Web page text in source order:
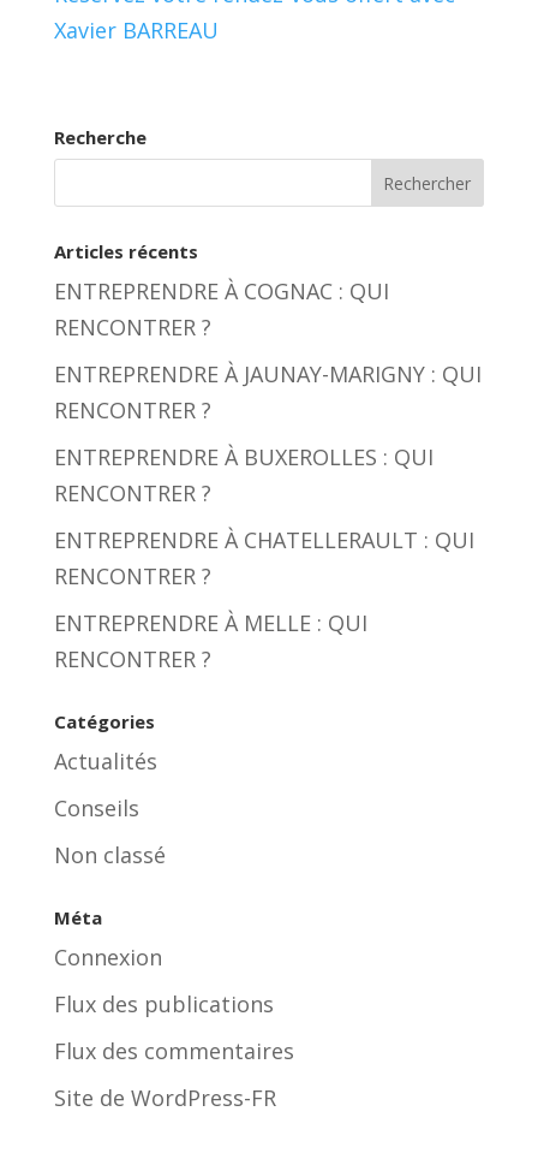
Xavier BARREAU
Recherche
Articles récents
ENTREPRENDRE À COGNAC : QUI
RENCONTRER ?
ENTREPRENDRE À JAUNAY-MARIGNY : QUI
RENCONTRER ?
ENTREPRENDRE À BUXEROLLES : QUI
RENCONTRER ?
ENTREPRENDRE À CHATELLERAULT : QUI
RENCONTRER ?
ENTREPRENDRE À MELLE : QUI
RENCONTRER ?
Catégories
Actualités
Conseils
Non classé
Méta
Connexion
Flux des publications
Flux des commentaires
Site de WordPress-FR